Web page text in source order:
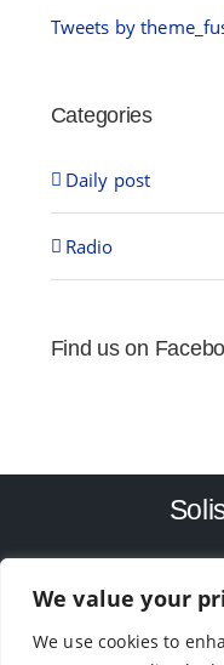
We value your
We use cookies to
Tweets by
Categories
Daily post
Radio
Find us on
9188